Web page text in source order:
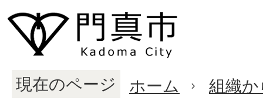
現在のページ ホーム 組織